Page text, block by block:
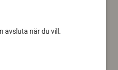
avsluta när du vill.